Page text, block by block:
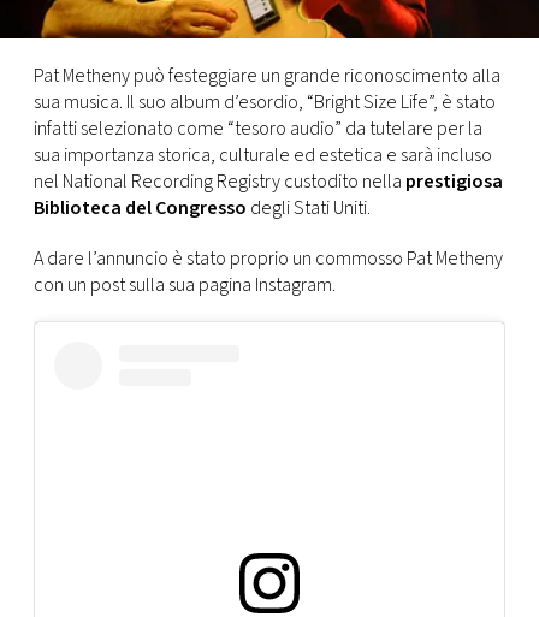
CONSIGLIA
Pat Metheny può festeggiare un grande riconoscimento alla
sua musica. Il suo album d’esordio, “Bright Size Life”, è stato
infatti selezionato come “tesoro audio” da tutelare per la
sua importanza storica, culturale ed estetica e sarà incluso
nel National Recording Registry custodito nella prestigiosa
Biblioteca del Congresso degli Stati Uniti.
A dare l’annuncio è stato proprio un commosso Pat Metheny
con un post sulla sua pagina Instagram.